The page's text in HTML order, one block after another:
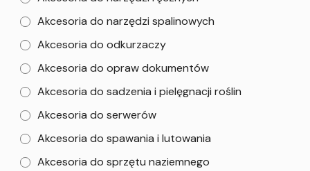
Akcesoria do narzędzi spalinowych
Akcesoria do odkurzaczy
Akcesoria do opraw dokumentów
Akcesoria do sadzenia i pielęgnacji roślin
Akcesoria do serwerów
Akcesoria do spawania i lutowania
Akcesoria do sprzętu naziemnego